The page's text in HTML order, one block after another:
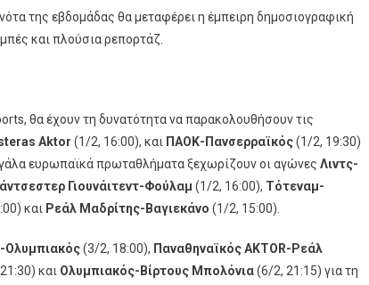
της εβδομάδας θα μεταφέρει η έμπειρη δημοσιογραφική
και πλούσια ρεπορτάζ.
θα έχουν τη δυνατότητα να παρακολουθήσουν τις
Aktor (1/2, 16:00), και ΠΑΟΚ-Πανσερραϊκός(1/2, 19:30)
ευρωπαϊκά πρωταθλήματα ξεχωρίζουν οι αγώνες Λιντς-
Γιουνάιτεντ-Φούλαμ (1/2, 16:00), Τότεναμ-
και Ρεάλ Μαδρίτης-Βαγιεκάνο (1/2, 15:00).
Ολυμπιακός(3/2, 18:00), Παναθηναϊκός AKTOR-Ρεάλ
και Ολυμπιακός-Βίρτους Μπολόνια(6/2, 21:15) για τη